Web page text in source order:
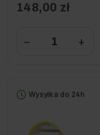
148,00 zł
− +
Wysyłka do 24h